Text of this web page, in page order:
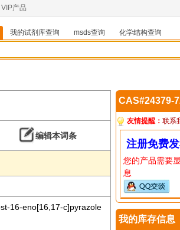
VIP产品
我的试剂库查询 msds查询
化学结构查询
编辑本词条
16-eno[16,17-c]pyrazole
CAS#24379-
友情提醒： 联系
注册免费
您的产品需要
息
我的库存信息